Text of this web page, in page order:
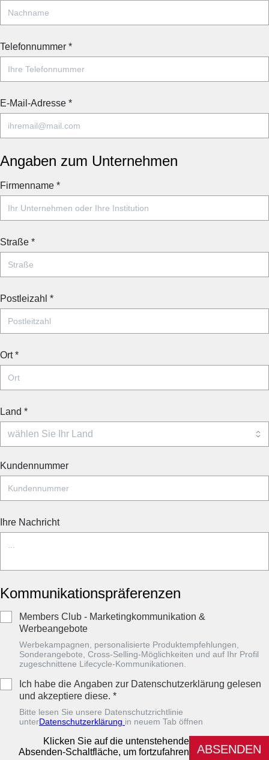
Telefonnummer *
E-Mail-Adresse *
Angaben zum Unternehmen
Firmenname *
Straße *
Postleizahl *
Ort*
Land *
Kundennummer
Ihre Nachricht
Kommunikationspräferenzen
Members Club - Marketingkommunikation &
Werbeangebote
Werbekampagnen, personalisierte Produktempfehlungen,
Sonderangebote, Cross-Selling-Möglichkeiten und auf Ihr Profil
zugeschnittene Lifecycle-Kommunikationen.
Ich habe die Angaben zur Datenschutzerklärung gelesen
und akzeptiere diese. *
Bitte lesen Sie unsere Datenschutzrichtlinie
unterDatenschutzerklärung in neuem Tab öffnen
Klicken Sie auf die untenstehende
Absenden-Schaltfläche, um fortzufahren
ABSENDEN